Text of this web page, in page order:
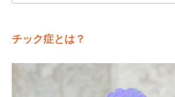
チック症とは？